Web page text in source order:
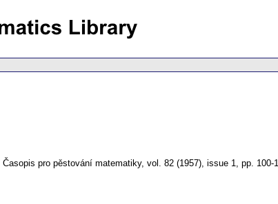
Časopis pro pěstování matematiky, vol. 82 (1957), issue 1, pp. 100-